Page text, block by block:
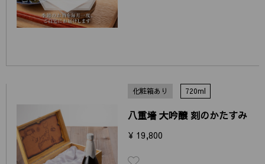
化粧箱あり 720ml
八重墻 大吟醸 刻のかたすみ
¥ 19,800